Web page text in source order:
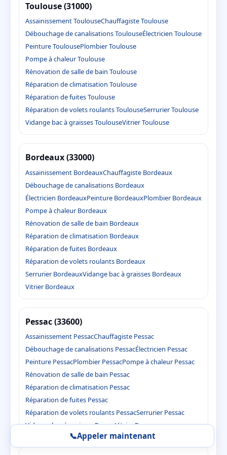
Toulouse (31000)
Assainissement ToulouseChauffagiste Toulouse
Débouchage de canalisations ToulouseÉlectricien Toulouse
Peinture ToulousePlombier Toulouse
Pompe à chaleur Toulouse
Rénovation de salle de bain Toulouse
Réparation de climatisation Toulouse
Réparation de fuites Toulouse
Réparation de volets roulants ToulouseSerrurier Toulouse
Vidange bac à graisses ToulouseVitrier Toulouse
Bordeaux (33000)
Assainissement BordeauxChauffagiste Bordeaux
Débouchage de canalisations Bordeaux
Électricien BordeauxPeinture BordeauxPlombier Bordeaux
Pompe à chaleur Bordeaux
Rénovation de salle de bain Bordeaux
Réparation de climatisation Bordeaux
Réparation de fuites Bordeaux
Réparation de volets roulants Bordeaux
Serrurier BordeauxVidange bac à graisses Bordeaux
Vitrier Bordeaux
Pessac (33600)
Assainissement PessacChauffagiste Pessac
Débouchage de canalisations PessacÉlectricien Pessac
Peinture PessacPlombier PessacPompe à chaleur Pessac
Rénovation de salle de bain Pessac
Réparation de climatisation Pessac
Réparation de fuites Pessac
Réparation de volets roulants PessacSerrurier Pessac
Vidange bac à graisses PessacVitrier Pessac
📞Appeler maintenant